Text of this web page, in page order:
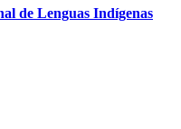
de Lenguas Indígenas